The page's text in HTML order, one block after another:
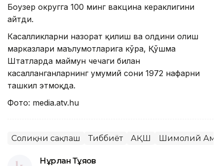
Боузер округга 100 минг вакцина кераклигини
айтди.
Касалликларни назорат қилиш ва олдини олиш
марказлари маълумотларига кўра, Қўшма
Штатларда маймун чечаги билан
касалланганларнинг умумий сони 1972 нафарни
ташкил этмоқда.
Фото: media.atv.hu
Соғлиқни сақлаш Тиббиёт АҚШ Шимолий
Нұрлан Тұяқов